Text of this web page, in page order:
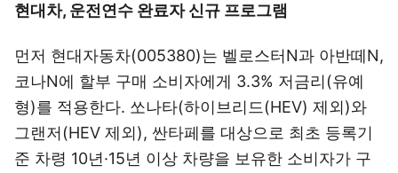
현대차, 운전연수 완료자 신규 프로그램
먼저 현대자동차(005380)는 벨로스터N과 아반떼N,
코나N에 할부 구매 소비자에게 3.3% 저금리(유예
형)를 적용한다. 쏘나타(하이브리드(HEV) 제외)와
그랜저(HEV 제외), 싼타페를 대상으로 최초 등록기
준 차령 10년·15년 이상 차량을 보유한 소비자가 구